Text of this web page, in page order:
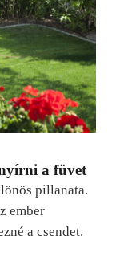
a füvet
pillanata.
ember
a csendet.